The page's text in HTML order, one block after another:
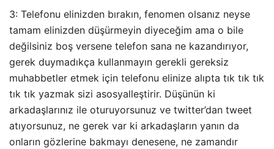
3: Telefonu elinizden bırakın, fenomen olsanız neyse
tamam elinizden düşürmeyin diyeceğim ama o bile
değilsiniz boş versene telefon sana ne kazandırıyor,
gerek duymadıkça kullanmayın gerekli gereksiz
muhabbetler etmek için telefonu elinize alıpta tık tık tık
tık tık yazmak sizi asosyalleştirir. Düşünün ki
arkadaşlarınız ile oturuyorsunuz ve twitter’dan tweet
atıyorsunuz, ne gerek var ki arkadaşların yanın da
onların gözlerine bakmayı denesene, ne zamandır